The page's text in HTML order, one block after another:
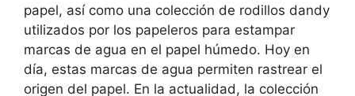
papel, así como una colección de rodillos dandy
utilizados por los papeleros para estampar
marcas de agua en el papel húmedo. Hoy en
día, estas marcas de agua permiten rastrear el
origen del papel. En la actualidad, la colección